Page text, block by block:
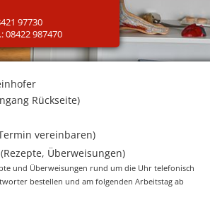
97730
08422 987470
Rückseite)
vereinbaren)
Überweisungen)
und Überweisungen rund um die Uhr telefonisch
bestellen und am folgenden Arbeitstag ab